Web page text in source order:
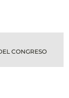
CONGRESO